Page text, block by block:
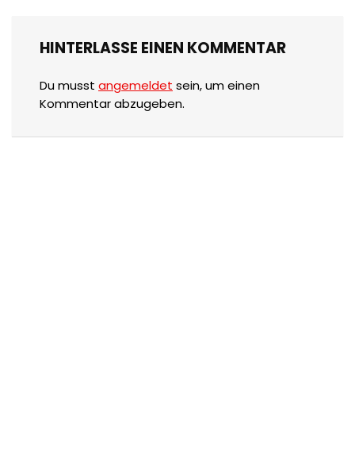
HINTERLASSE EINEN KOMMENTAR
Du musst angemeldet sein, um einen
Kommentar abzugeben.